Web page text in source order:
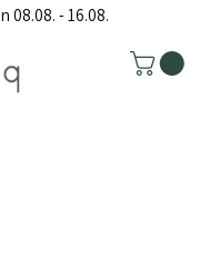
08.08. - 16.08.